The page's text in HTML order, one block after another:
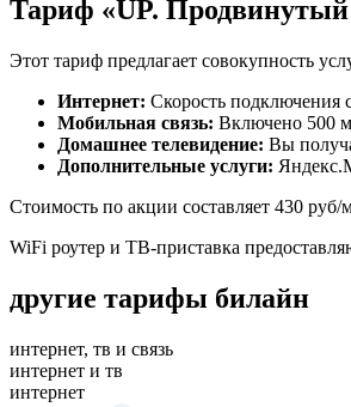
Тариф «UP.
Этот тариф предлагает совокупность
Интернет: Скорость подключения
Мобильная связь: Включено 500
Домашнее телевидение: Вы
Дополнительные услуги:
Стоимость по акции составляет 430
WiFi роутер и ТВ-приставка
другие тарифы билайн
интернет, тв и связь
интернет и тв
интернет